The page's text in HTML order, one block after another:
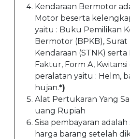
Kendaraan Bermotor
Motor beserta
yaitu : Buku Pemilikan
Bermotor (BPKB),
Kendaraan (STNK)
Faktur, Form A,
peralatan yaitu : Helm,
hujan.*)
Alat Pertukaran Yang
uang Rupiah
Sisa pembayaran
harga barang setelah